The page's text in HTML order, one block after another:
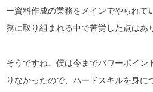
ー資料作成の業務をメインでやられて
務に取り組まれる中で苦労した点はあ
そうですね、僕は今までパワーポイン
りなかったので、ハードスキルを身に